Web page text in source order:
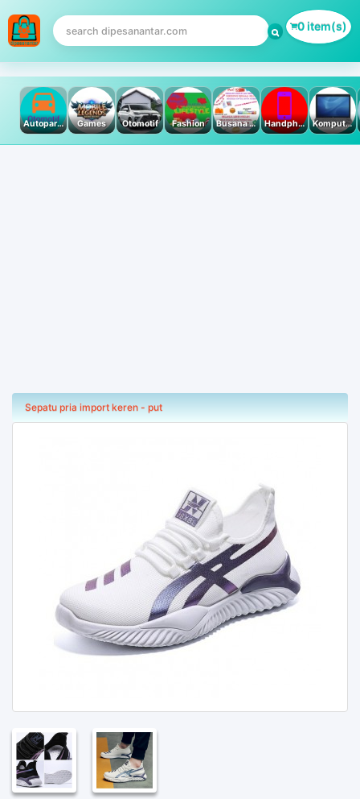
0 item(s)
Autoparts Games Otomotif Fashion Busana Muslim Handphone & Tablet Komputer PC & Laptop
Sepatu pria import keren - put